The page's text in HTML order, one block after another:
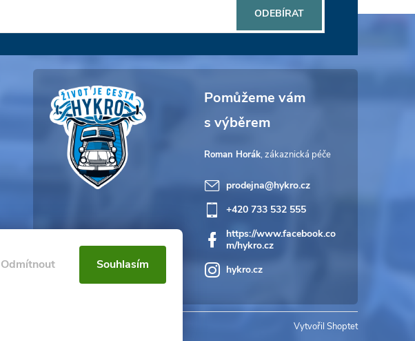
Odmítnout Souhlasím
ODEBÍRAT
Roman Horák
prodejna@hykro.cz
+420 733 532 555
https://www.facebook.co
m/hykro.cz
hykro.cz
Vytvořil Shoptet